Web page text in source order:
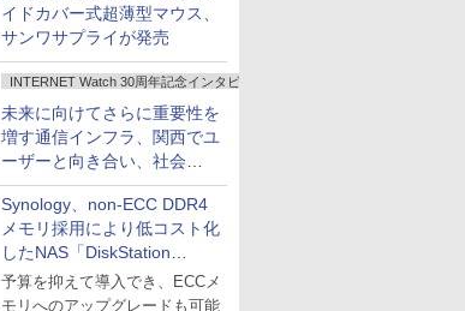
イドカバー式超薄型マウス、
サンワサプライが発売
INTERNET Watch 30周年記念インタビュー
未来に向けてさらに重要性を
増す通信インフラ、関西でユ
ーザーと向き合い、社会
の“あたらしい”を起動し続け
る～オプテージ
Synology、non-ECC DDR4
メモリ採用により低コスト化
したNAS「DiskStation
neo+」シリーズ
予算を抑えて導入でき、ECCメ
モリへのアップグレードも可能